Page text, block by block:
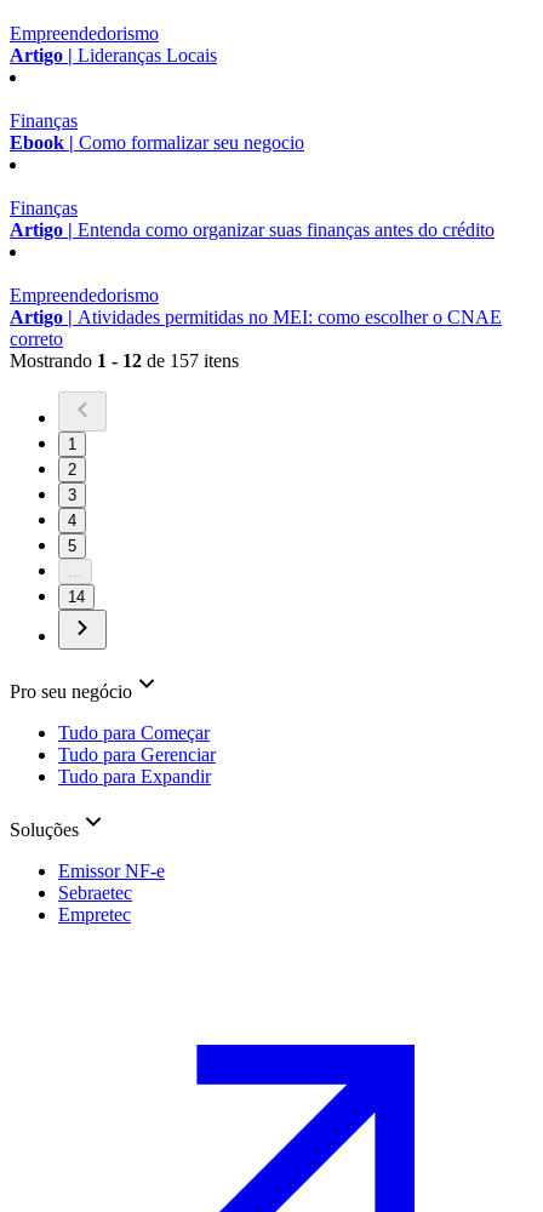
Empreendedorismo
Artigo | Lideranças Locais
Finanças
Ebook | Como formalizar seu negocio
Finanças
Artigo | Entenda como organizar suas finanças antes do crédito
Empreendedorismo
Artigo | Atividades permitidas no MEI: como escolher o CNAE
correto
Mostrando 1 - 12 de 157 itens
1
2
3
4
5
14
Pro seu negócio
Tudo para Começar
Tudo para Gerenciar
Tudo para Expandir
Soluções
Emissor NF-e
Sebraetec
Empretec